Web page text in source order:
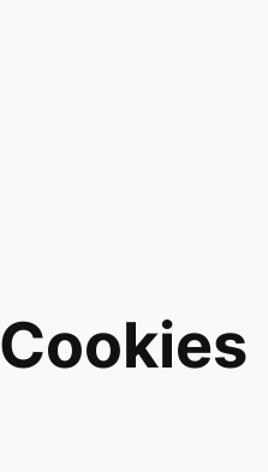
Cookies